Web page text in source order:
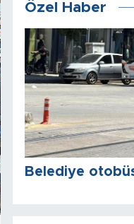
Özel Haber
Belediye